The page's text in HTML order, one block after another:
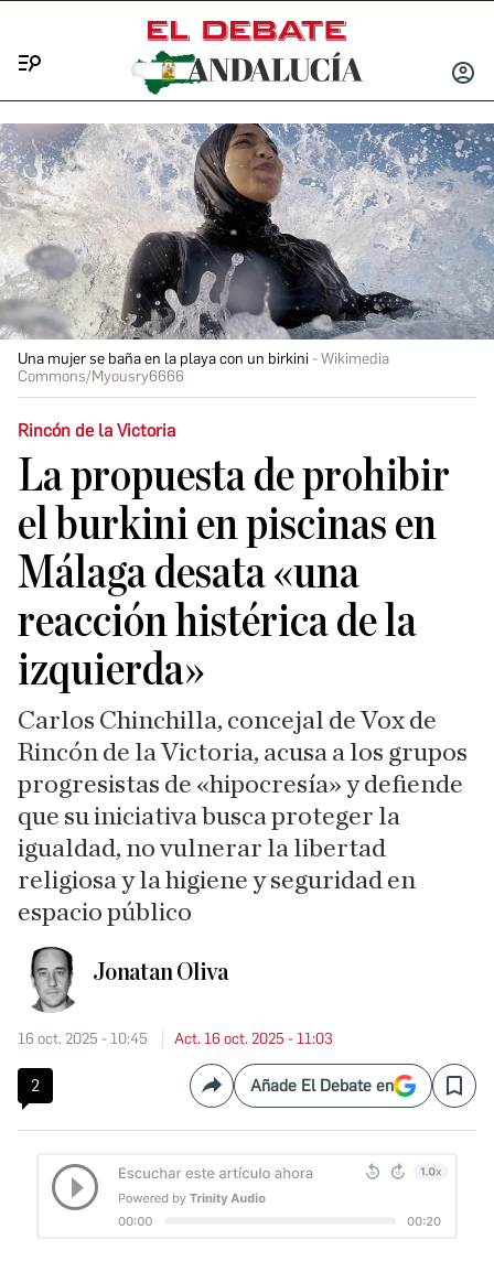
INICIAR
Una mujer se baña en la playa con un birkini
Wikimedia
Commons/Myousry6666
Rincón de la Victoria
La propuesta de prohibir
el burkini en piscinas en
Málaga desata «una
reacción histérica de la
izquierda»
Carlos Chinchilla, concejal de Vox de
Rincón de la Victoria, acusa a los grupos
progresistas de «hipocresía» y defiende
que su iniciativa busca proteger la
igualdad, no vulnerar la libertad
religiosa y la higiene y seguridad en
espacio público
Jonatan Oliva
16 oct. 2025 - 10:45 Act. 16 oct. 2025 - 11:03
2 CompartirAñade El Debate en Save